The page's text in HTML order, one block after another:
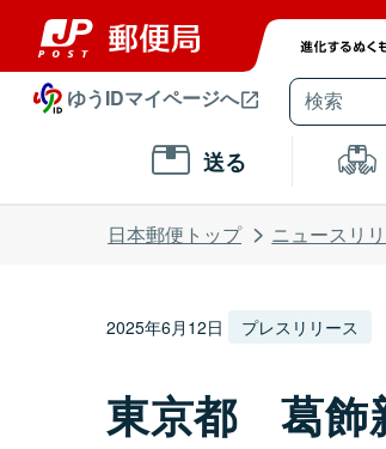
ゆうIDマイページへ
送る
日本郵便トップ ニュースリ
2025年6月12日 プレスリリース
東京都 葛飾